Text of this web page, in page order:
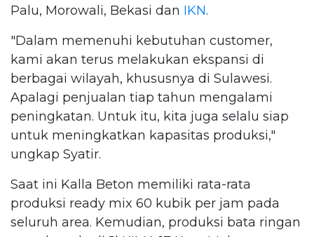
Palu, Morowali, Bekasi dan IKN.
"Dalam memenuhi kebutuhan customer,
kami akan terus melakukan ekspansi di
berbagai wilayah, khususnya di Sulawesi.
Apalagi penjualan tiap tahun mengalami
peningkatan. Untuk itu, kita juga selalu siap
untuk meningkatkan kapasitas produksi,"
ungkap Syatir.
Saat ini Kalla Beton memiliki rata-rata
produksi ready mix 60 kubik per jam pada
seluruh area. Kemudian, produksi bata ringan